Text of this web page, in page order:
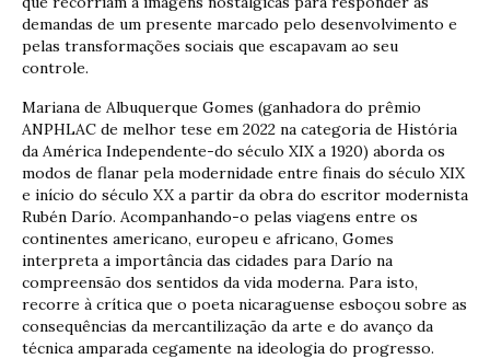
demandas de um presente marcado pelo desenvolvimento e
pelas transformações sociais que escapavam ao seu
controle.
Mariana de Albuquerque Gomes (ganhadora do prêmio
ANPHLAC de melhor tese em 2022 na categoria de História
da América Independente-do século XIX a 1920) aborda os
modos de flanar pela modernidade entre finais do século XIX
e início do século XX a partir da obra do escritor modernista
Rubén Darío. Acompanhando-o pelas viagens entre os
continentes americano, europeu e africano, Gomes
interpreta a importância das cidades para Darío na
compreensão dos sentidos da vida moderna. Para isto,
recorre à crítica que o poeta nicaraguense esboçou sobre as
consequências da mercantilização da arte e do avanço da
técnica amparada cegamente na ideologia do progresso.